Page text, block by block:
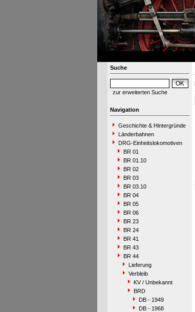
Suche
zur erweiterten Suche
Navigation
Geschichte & Hintergründe
Länderbahnen
DRG-Einheitslokomotiven
BR 01
BR 01.10
BR 02
BR 03
BR 03.10
BR 04
BR 05
BR 06
BR 23
BR 24
BR 41
BR 43
BR 44
Lieferung
Verbleib
KV / Unbekannt
BRD
DB - 1949
DB - 1968